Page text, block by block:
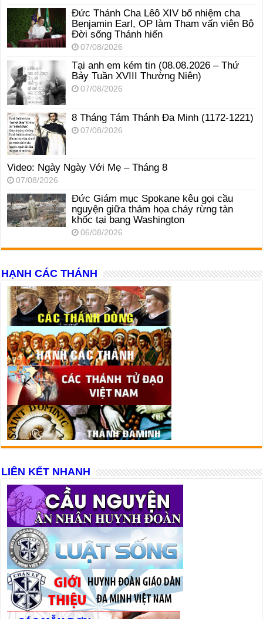
Đức Thánh Cha Lêô XIV bổ nhiệm cha
Benjamin Earl, OP làm Tham vấn viên Bộ
Đời sống Thánh hiến
07/08/2026
Tại anh em kém tin (08.08.2026 – Thứ
Bảy Tuần XVIII Thường Niên)
07/08/2026
8 Tháng Tám Thánh Ða Minh (1172-1221)
07/08/2026
Video: Ngày Ngày Với Mẹ – Tháng 8
07/08/2026
Đức Giám mục Spokane kêu gọi cầu
nguyện giữa thảm họa cháy rừng tàn
khốc tại bang Washington
06/08/2026
HẠNH CÁC THÁNH
LIÊN KẾT NHANH